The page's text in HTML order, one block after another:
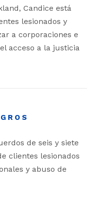
Candice está
lesionados y
a corporaciones e
acceso a la justicia
de seis y siete
clientes lesionados
y abuso de